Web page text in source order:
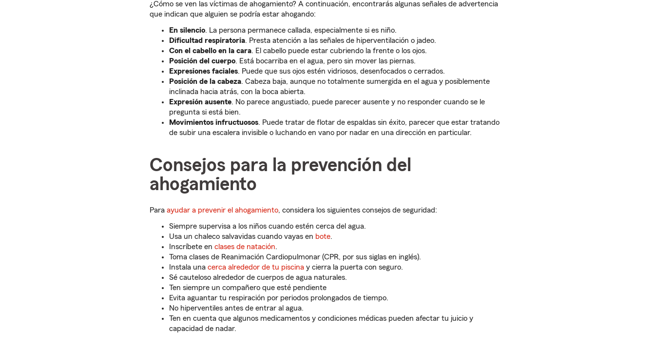
¿Cómo se ven las víctimas de ahogamiento? A continuación, encontrarás algunas señales de advertencia
que indican que alguien se podría estar ahogando:
En silencio. La persona permanece callada, especialmente si es niño.
Dificultad respiratoria. Presta atención a las señales de hiperventilación o jadeo.
Con el cabello en la cara. El cabello puede estar cubriendo la frente o los ojos.
Posición del cuerpo. Está bocarriba en el agua, pero sin mover las piernas.
Expresiones faciales. Puede que sus ojos estén vidriosos, desenfocados o cerrados.
Posición de la cabeza. Cabeza baja, aunque no totalmente sumergida en el agua y posiblemente
inclinada hacia atrás, con la boca abierta.
Expresión ausente. No parece angustiado, puede parecer ausente y no responder cuando se le
pregunta si está bien.
Movimientos infructuosos. Puede tratar de flotar de espaldas sin éxito, parecer que estar tratando
de subir una escalera invisible o luchando en vano por nadar en una dirección en particular.
Consejos para la prevención del
ahogamiento
Para ayudar a prevenir el ahogamiento, considera los siguientes consejos de seguridad:
Siempre supervisa a los niños cuando estén cerca del agua.
Usa un chaleco salvavidas cuando vayas en bote.
Inscríbete en clases de natación.
Toma clases de Reanimación Cardiopulmonar (CPR, por sus siglas en inglés).
Instala una cerca alrededor de tu piscina y cierra la puerta con seguro.
Sé cauteloso alrededor de cuerpos de agua naturales.
Ten siempre un compañero que esté pendiente
Evita aguantar tu respiración por periodos prolongados de tiempo.
No hiperventiles antes de entrar al agua.
Ten en cuenta que algunos medicamentos y condiciones médicas pueden afectar tu juicio y
capacidad de nadar.